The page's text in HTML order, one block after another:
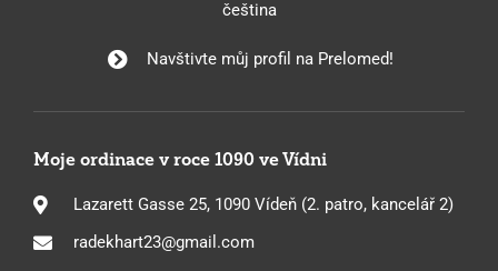
čeština
Navštivte můj profil na Prelomed!
Moje ordinace v roce 1090 ve Vídni
Lazarett Gasse 25, 1090 Vídeň (2. patro, kancelář 2)
radekhart23@gmail.com